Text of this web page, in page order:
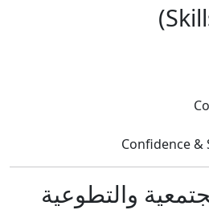
Confidence &
والتطوعية